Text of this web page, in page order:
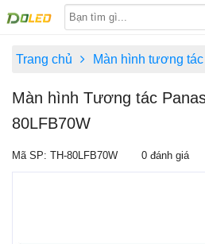
Trang chủ Màn hình tương tác
Màn hình Tương tác
80LFB70W
Mã SP: TH-80LFB70W 0 đánh giá